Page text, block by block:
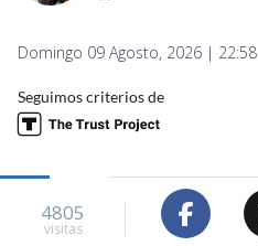
Domingo 09 Agosto, 2026 | 22:58
Seguimos criterios de
4805
visitas